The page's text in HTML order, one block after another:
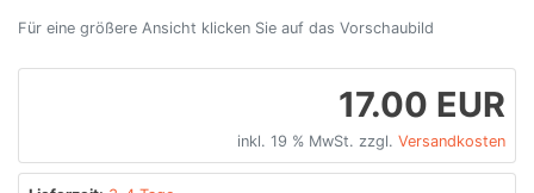
Für eine größere Ansicht klicken Sie auf das Vorschaubild
17.00 EUR
inkl. 19 % MwSt. zzgl. Versandkosten